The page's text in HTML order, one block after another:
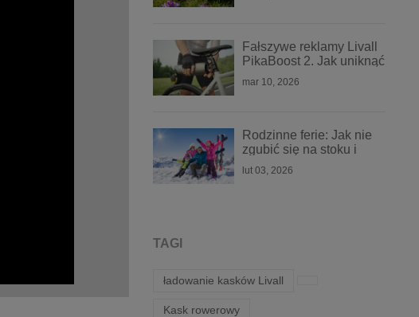
Fałszywe reklamy Livall
PikaBoost 2. Jak uniknąć
oszustwa?
mar 10, 2026
Rodzinne ferie: Jak nie
zgubić się na stoku i
zostać w stałym
kontakcie?
lut 03, 2026
TAGI
ładowanie kasków Livall
Kask rowerowy